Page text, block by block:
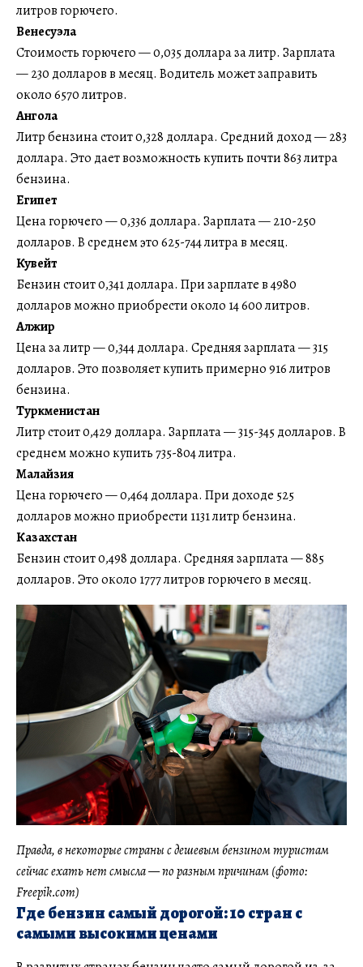
литров горючего.
Венесуэла
Стоимость горючего — 0,035 доллара за литр. Зарплата
— 230 долларов в месяц. Водитель может заправить
около 6570 литров.
Ангола
Литр бензина стоит 0,328 доллара. Средний доход — 283
доллара. Это дает возможность купить почти 863 литра
бензина.
Египет
Цена горючего — 0,336 доллара. Зарплата — 210-250
долларов. В среднем это 625-744 литра в месяц.
Кувейт
Бензин стоит 0,341 доллара. При зарплате в 4980
долларов можно приобрести около 14 600 литров.
Алжир
Цена за литр — 0,344 доллара. Средняя зарплата — 315
долларов. Это позволяет купить примерно 916 литров
бензина.
Туркменистан
Литр стоит 0,429 доллара. Зарплата — 315-345 долларов. В
среднем можно купить 735-804 литра.
Малайзия
Цена горючего — 0,464 доллара. При доходе 525
долларов можно приобрести 1131 литр бензина.
Казахстан
Бензин стоит 0,498 доллара. Средняя зарплата — 885
долларов. Это около 1777 литров горючего в месяц.
Правда, в некоторые страны с дешевым бензином туристам
сейчас ехать нет смысла — по разным причинам (фото:
Freepik.com)
Где бензин самый дорогой: 10 стран с
самыми высокими ценами